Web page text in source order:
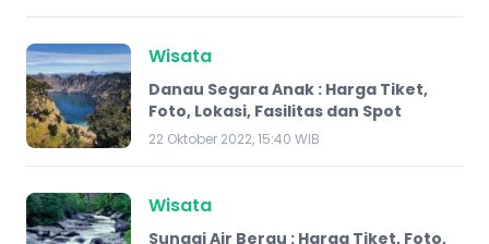
Wisata
Danau Segara Anak : Harga Tiket,
Foto, Lokasi, Fasilitas dan Spot
22 Oktober 2022, 15:40 WIB
Wisata
Sungai Air Berau : Harga Tiket, Foto,